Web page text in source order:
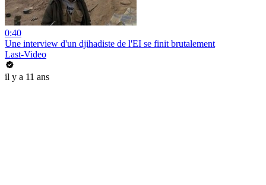
0:40
Une interview d'un djihadiste de l'EI se finit brutalement
Last-Video
il y a 11 ans